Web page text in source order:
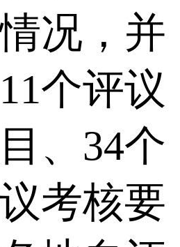
况，并
个评议
、34个
考核要